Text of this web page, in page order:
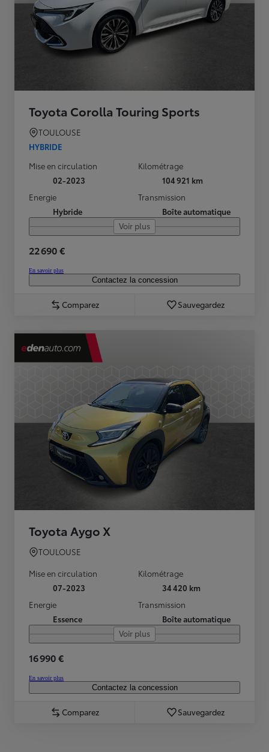
Toyota Corolla Touring Sports
TOULOUSE
HYBRIDE
Mise en circulation
02-2023
Kilométrage
104 921 km
Energie
Hybride
Transmission
Boîte automatique
Voir plus
22 690 €
En savoir plus
Contactez la concession
Comparez Sauvegardez
Toyota Aygo X
TOULOUSE
Mise en circulation
07-2023
Kilométrage
34 420 km
Energie
Essence
Transmission
Boîte automatique
Voir plus
16 990 €
En savoir plus
Contactez la concession
Comparez Sauvegardez